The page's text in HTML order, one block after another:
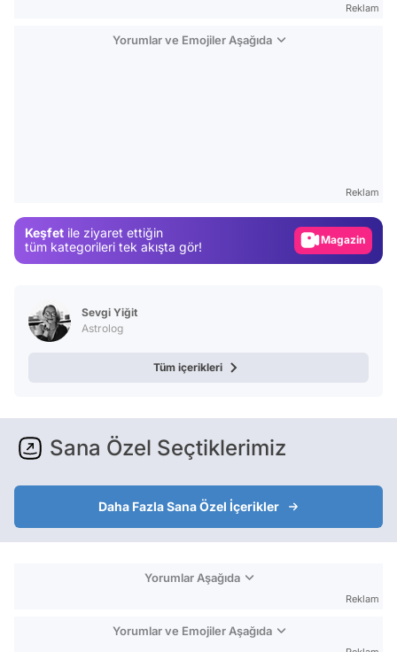
Reklam
Yorumlar ve Emojiler Aşağıda
Reklam
Keşfet ile ziyaret ettiğin
tüm kategorileri tek akışta gör!
Magazin
Sevgi Yiğit
Astrolog
Tüm içerikleri
Sana Özel Seçtiklerimiz
Daha Fazla Sana Özel İçerikler
Yorumlar Aşağıda
Reklam
Yorumlar ve Emojiler Aşağıda